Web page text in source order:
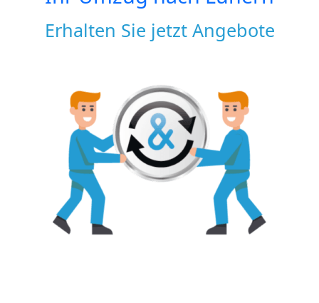
Erhalten Sie jetzt Angebote